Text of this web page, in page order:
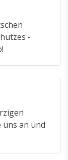
-
uns an und